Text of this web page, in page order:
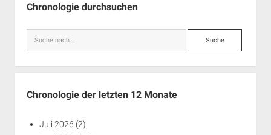
Chronologie durchsuchen
Suche
Chronologie der letzten 12 Monate
Juli 2026 (2)